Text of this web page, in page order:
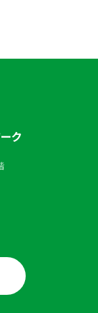
ク